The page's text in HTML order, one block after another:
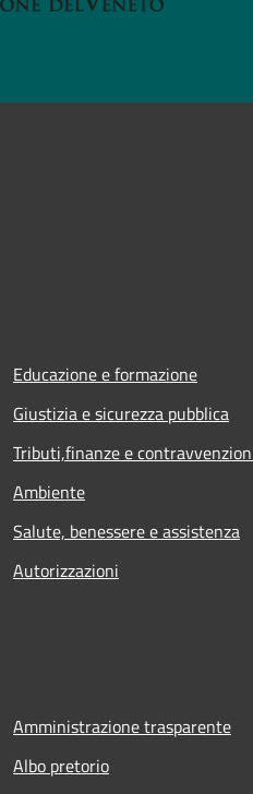
Educazione e formazione
Giustizia e sicurezza pubblica
Tributi,finanze e
Ambiente
Salute, benessere e assistenza
Autorizzazioni
Amministrazione trasparente
Albo pretorio